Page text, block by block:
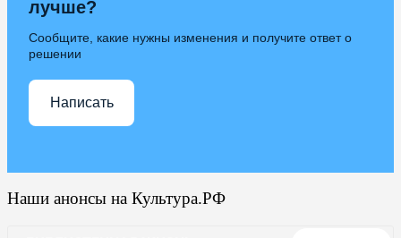
лучше?
Сообщите, какие нужны изменения и получите ответ о
решении
Написать
Наши анонсы на Культура.РФ